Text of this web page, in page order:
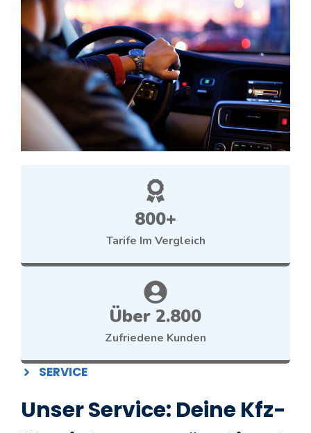
800+
Tarife Im Vergleich
Über 2.800
Zufriedene Kunden
SERVICE
Unser Service: Deine Kfz-